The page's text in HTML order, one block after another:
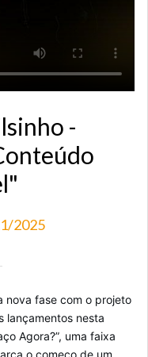
-
2025
nova fase com o projeto
lançamentos nesta
Agora?”, uma faixa
o começo de um